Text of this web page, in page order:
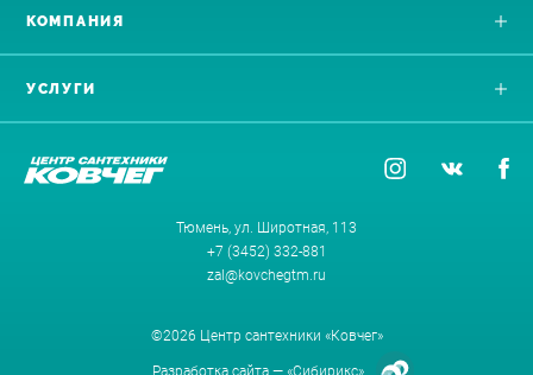
Тюмень, ул. Широтная, 113
+7 (3452) 332-881
zal@kovchegtm.ru
УСЛУГИ
КОМПАНИЯ
©2026 Центр сантехники «Ковчег»
Разработка сайта — «Сибирикс»